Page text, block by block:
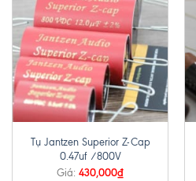
Tụ Jantzen Superior Z-Cap
0.47uf /800V
Giá: 430,000₫